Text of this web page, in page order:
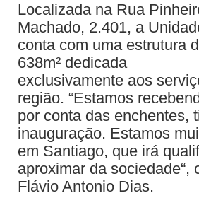
Localizada na Rua
Machado, 2.401, a
conta com uma estrutura
638m² dedicada
exclusivamente aos
região. “Estamos
por conta das enchentes,
inauguração. Estamos
em Santiago, que irá
aproximar da
Flávio Antonio Dias.